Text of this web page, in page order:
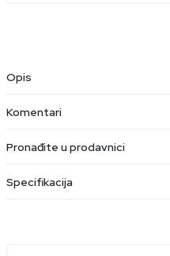
Opis
Komentari
Pronađite u prodavnici
Specifikacija